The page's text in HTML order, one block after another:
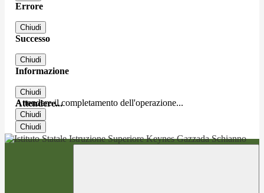
Errore
Chiudi
Successo
Chiudi
Informazione
Chiudi
Attendere...
Attendere il completamento dell'operazione...
Chiudi
Chiudi